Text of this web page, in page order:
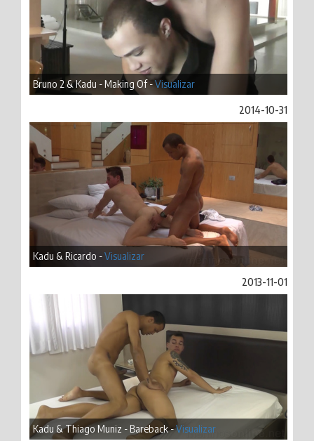
Bruno 2 & Kadu - Making Of -Visualizar
2014-10-31
Kadu & Ricardo -Visualizar
2013-11-01
Kadu & Thiago Muniz - Bareback -Visualizar